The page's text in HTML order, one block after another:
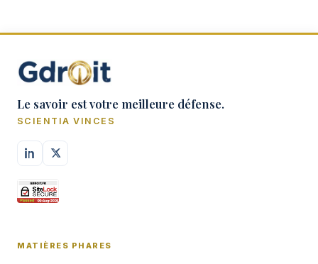
Le savoir est votre meilleure défense.
SCIENTIA VINCES
MATIÈRES PHARES